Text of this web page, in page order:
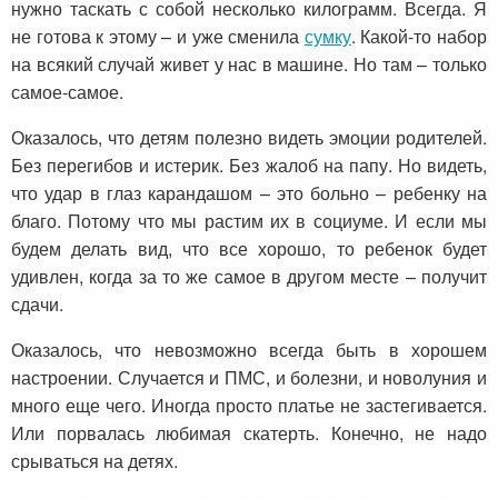
нужно таскать с собой несколько килограмм. Всегда. Я
не готова к этому – и уже сменила сумку. Какой-то набор
на всякий случай живет у нас в машине. Но там – только
самое-самое.
Оказалось, что детям полезно видеть эмоции родителей.
Без перегибов и истерик. Без жалоб на папу. Но видеть,
что удар в глаз карандашом – это больно – ребенку на
благо. Потому что мы растим их в социуме. И если мы
будем делать вид, что все хорошо, то ребенок будет
удивлен, когда за то же самое в другом месте – получит
сдачи.
Оказалось, что невозможно всегда быть в хорошем
настроении. Случается и ПМС, и болезни, и новолуния и
много еще чего. Иногда просто платье не застегивается.
Или порвалась любимая скатерть. Конечно, не надо
срываться на детях.